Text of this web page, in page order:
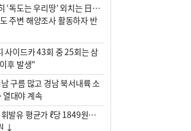
‘독도는 우리땅’ 외치는 日…
주변 해양조사 활동하자 반
사이드카 43회 중 25회는 삼
후 발생"
구름 많고 경남 북서내륙 소
대야 계속
발유 평균가 ℓ당 1849원…
↓